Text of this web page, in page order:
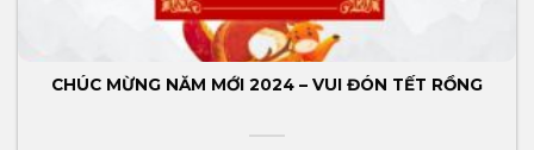
CHÚC MỪNG NĂM MỚI 2024 – VUI ĐÓN TẾT RỒNG